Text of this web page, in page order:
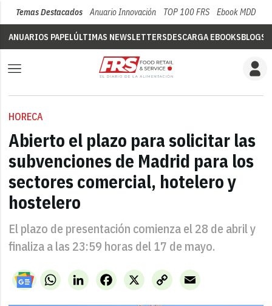
Temas Destacados Anuario Innovación TOP 100 FRS Ebook MDD
ANUARIOS PAPELÚLTIMAS NEWSLETTERSDESCARGA EBOOKSBLOGS
HORECA
Abierto el plazo para solicitar las
subvenciones de Madrid para los
sectores comercial, hotelero y
hostelero
El plazo de presentación comienza el 28 de abril y
finaliza a las 23:59 horas del 17 de mayo.
WhatsAppLinkedIn X
Facebook
Copy
Link
Email